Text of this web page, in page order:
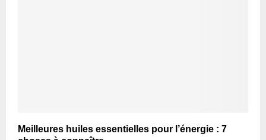
Meilleures huiles essentielles pour l’énergie : 7